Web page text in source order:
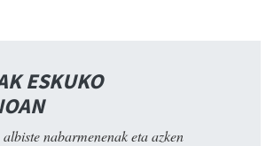
ESKUKO
nabarmenenak eta azken